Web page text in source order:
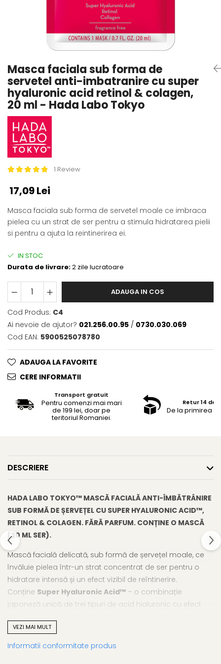
Masca faciala sub forma de
servetel anti-imbatranire cu super
hyaluronic acid retinol & colagen,
20 ml - Hada Labo Tokyo
1 Review
17,09 Lei
Masca faciala sub forma de servetel moale ce imbraca
pielea cu un strat de ser pentru a stimula hidratarea pielii
si pentru a ajuta la reintinerirea ei.
IN STOC
Durata de livrare:2 zile lucratoare
ADAUGA IN COS
Cod Produs: C4
Ai nevoie de ajutor? 021.256.00.95 / 0730.030.069
Cod EAN: 5900525078780
ADAUGA LA FAVORITE
CERE INFORMATII
Transport gratuit
Pentru comenzi mai mari
de 199 lei, doar pe
teritoriul Romaniei.
Retur 14 de
De la primirea
DESCRIERE
HADA LABO TOKYO™ MASCĂ FACIALĂ ANTI-ÎMBĂTRÂNIRE
SUB FORMĂ DE ȘERVEȚEL CU SUPER HYALURONIC ACID™,
RETINOL & COLAGEN. FĂRĂ PARFUM. CONȚINE O MASCĂ
(20 ML SER).
Mască facială delicată, sub formă de șervețel moale, ce
învăluie pielea într-un strat concentrat de ser pentru o
hidratare intensă și un efect vizibil de reîntinerire.
Conține Super Hyaluronic Acid™ – o combinație
japoneză unică de trei tipuri de acid hialuronic cu efect
netezirea ridurilor și la îmbunătățirea fermității pielii.
Mod de utilizare:
VEZI MAI MULT
Informatii conformitate produs